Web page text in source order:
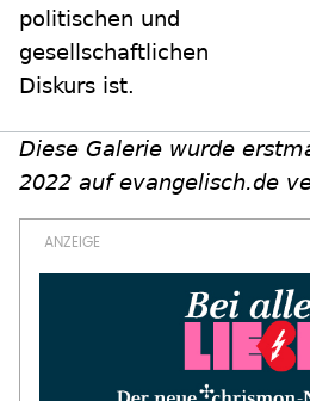
politischen und
gesellschaftlichen
Diskurs ist.
Diese Galerie wurde
2022 auf evangelisch.de